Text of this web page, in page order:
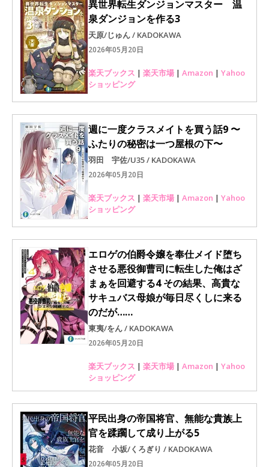
異世界転生ダンジョンマスター 温
泉ダンジョンを作る3
天原/じゅん / KADOKAWA
2026年05月20日
楽天ブックス | 楽天市場 | Amazon | Yahoo
ショッピング
週に一度クラスメイトを買う話9 〜
ふたりの秘密は一つ屋根の下〜
羽田 宇佐/U35 / KADOKAWA
2026年05月20日
楽天ブックス | 楽天市場 | Amazon | Yahoo
ショッピング
エロゲの伯爵令嬢を奉仕メイド堕ち
させる悪役御曹司に転生した俺はざ
まぁを回避する4 その結果、高貴な
サキュバス母娘が毎日尽くしに来る
のだが……
東夷/をん / KADOKAWA
2026年05月20日
楽天ブックス | 楽天市場 | Amazon | Yahoo
ショッピング
平民出身の帝国将官、無能な貴族上
官を蹂躙して成り上がる5
花音 小坂/くろぎり / KADOKAWA
2026年05月20日